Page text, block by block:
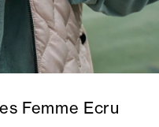
Femme Ecru